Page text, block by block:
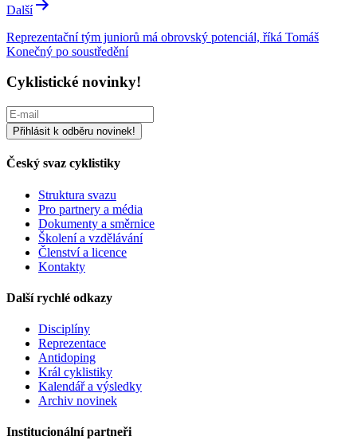
Další
Reprezentační tým juniorů má obrovský potenciál, říká Tomáš
Konečný po soustředění
Cyklistické novinky!
Český svaz cyklistiky
Struktura svazu
Pro partnery a média
Dokumenty a směrnice
Školení a vzdělávání
Členství a licence
Kontakty
Další rychlé odkazy
Disciplíny
Reprezentace
Antidoping
Král cyklistiky
Kalendář a výsledky
Archiv novinek
Institucionální partneři